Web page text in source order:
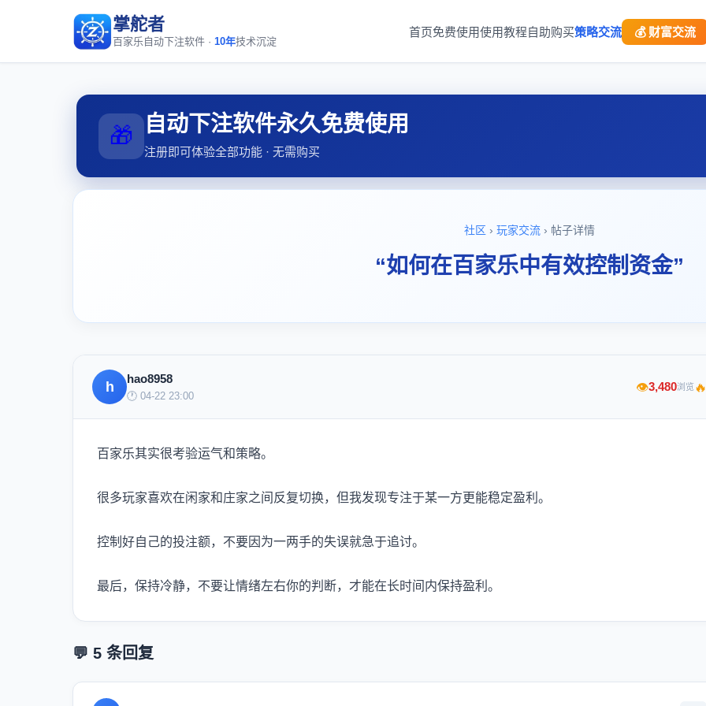
掌舵者
百家乐自动下注软件 · 10年技术沉淀
首页免费使用使用教程自助购买策略交流 💰 财富交流
🎁 自动下注软件永久免费使用
注册即可体验全部功能 · 无需购买
社区 › 玩家交流 › 帖子详情
“如何在百家乐中有效控制资金”
h
hao8958
🕐 04-22 23:00
👁3,480浏览🔥
百家乐其实很考验运气和策略。
很多玩家喜欢在闲家和庄家之间反复切换，但我发现专注于某一方更能稳定盈利。
控制好自己的投注额，不要因为一两手的失误就急于追讨。
最后，保持冷静，不要让情绪左右你的判断，才能在长时间内保持盈利。
💬 5 条回复